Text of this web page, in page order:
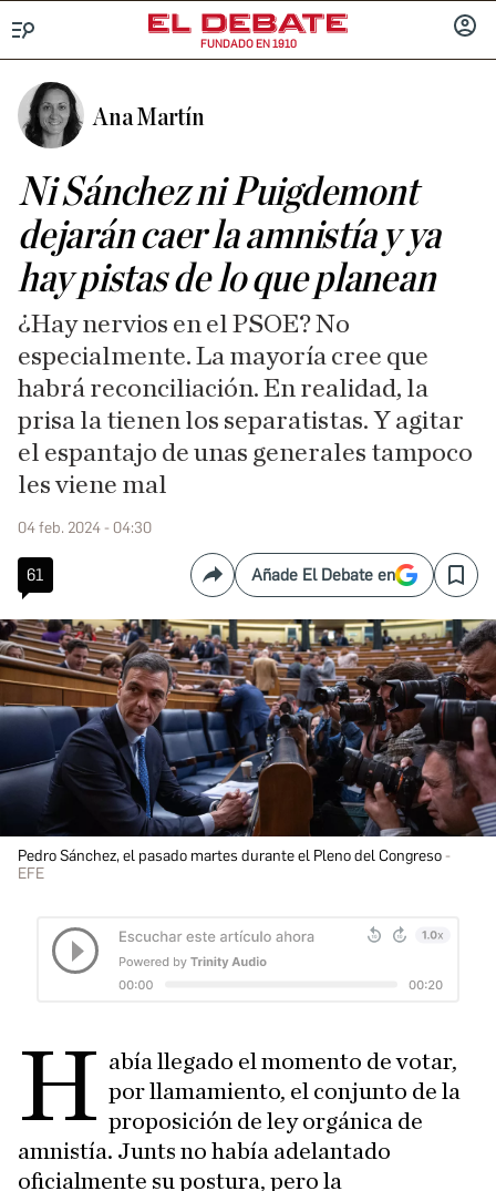
FUNDADO EN 1910
Ana Martín
Ni Sánchez ni Puigdemont
dejarán caer la amnistía y ya
hay pistas de lo que planean
¿Hay nervios en el PSOE? No
especialmente. La mayoría cree que
habrá reconciliación. En realidad, la
prisa la tienen los separatistas. Y agitar
el espantajo de unas generales tampoco
les viene mal
04 feb. 2024 - 04:30
61 CompartirAñade El Debate en Save
Pedro Sánchez, el pasado martes durante el Pleno del Congreso
EFE
H abía llegado el momento de votar,
por llamamiento, el conjunto de la
proposición de ley orgánica de
amnistía. Junts no había adelantado
oficialmente su postura, pero la